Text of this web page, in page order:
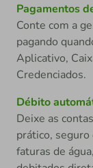
Pagamentos
Conte com a
pagando
Aplicativo,
Credenciados.
Débito
Deixe as
prático, seguro
faturas de